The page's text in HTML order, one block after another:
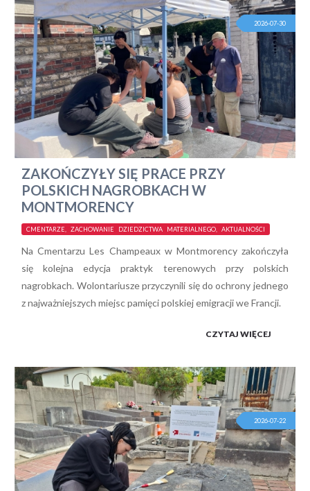
2026-07-30
ZAKOŃCZYŁY SIĘ PRACE PRZY
POLSKICH NAGROBKACH W
MONTMORENCY
CMENTARZE, ZACHOWANIE DZIEDZICTWA MATERIALNEGO, AKTUALNOŚCI
Na Cmentarzu Les Champeaux w Montmorency zakończyła
się kolejna edycja praktyk terenowych przy polskich
nagrobkach. Wolontariusze przyczynili się do ochrony jednego
z najważniejszych miejsc pamięci polskiej emigracji we Francji.
CZYTAJ WIĘCEJ
2026-07-22